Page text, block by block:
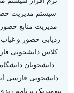
سیستم مدیریت
مدیریت منابع
ردیابی حضور و
کلاس دانشجویی
دانشجویان
دانشجویی فارسی
بیومتریک برنامه